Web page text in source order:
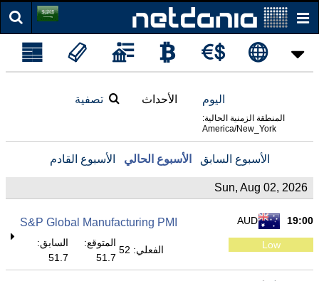
اليوم
المنطقة الزمنية الحالية:
America/New_York
الأحداث تصفية
الأسبوع السابق الأسبوع الحالي الأسبوع القادم
Sun, Aug 02, 2026
19:00
AUD
S&P Global Manufacturing PMI
Low الفعلي: 52
المتوقع:
51.7
السابق:
51.7